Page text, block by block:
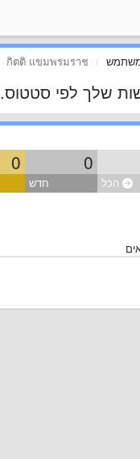
משתמש กิตติ แขมพรมราช
שלך לפי סטטוס.
0
0
הכל חדש